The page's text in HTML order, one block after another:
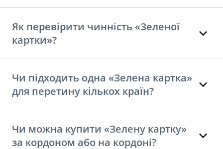
Як перевірити чинність «Зеленої
картки»?
Чи підходить одна «Зелена картка»
для перетину кількох країн?
Чи можна купити «Зелену картку»
за кордоном або на кордоні?